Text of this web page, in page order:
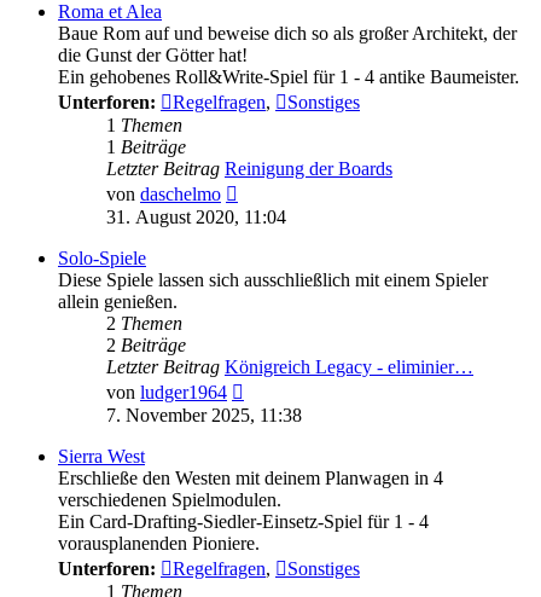
Roma et Alea
Baue Rom auf und beweise dich so als großer Architekt, der
die Gunst der Götter hat!
Ein gehobenes Roll&Write-Spiel für 1 - 4 antike Baumeister.
Unterforen:
Regelfragen,
Sonstiges
1 Themen
1 Beiträge
Letzter Beitrag Reinigung der Boards
von daschelmo
Beitrag
31. August 2020, 11:04
Solo-Spiele
Diese Spiele lassen sich ausschließlich mit einem Spieler
allein genießen.
2 Themen
2 Beiträge
Letzter Beitrag Königreich Legacy - eliminier…
von ludger1964
Beitrag
7. November 2025, 11:38
Sierra West
Erschließe den Westen mit deinem Planwagen in 4
verschiedenen Spielmodulen.
Ein Card-Drafting-Siedler-Einsetz-Spiel für 1 - 4
vorausplanenden Pioniere.
Unterforen:
Regelfragen,
Sonstiges
1 Themen